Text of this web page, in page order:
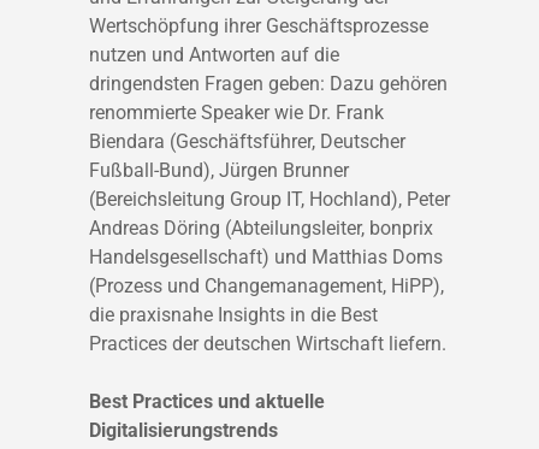
Wertschöpfung ihrer Geschäftsprozesse
nutzen und Antworten auf die
dringendsten Fragen geben: Dazu gehören
renommierte Speaker wie Dr. Frank
Biendara (Geschäftsführer, Deutscher
Fußball-Bund), Jürgen Brunner
(Bereichsleitung Group IT, Hochland), Peter
Andreas Döring (Abteilungsleiter, bonprix
Handelsgesellschaft) und Matthias Doms
(Prozess und Changemanagement, HiPP),
die praxisnahe Insights in die Best
Practices der deutschen Wirtschaft liefern.
Best Practices und aktuelle
Digitalisierungstrends